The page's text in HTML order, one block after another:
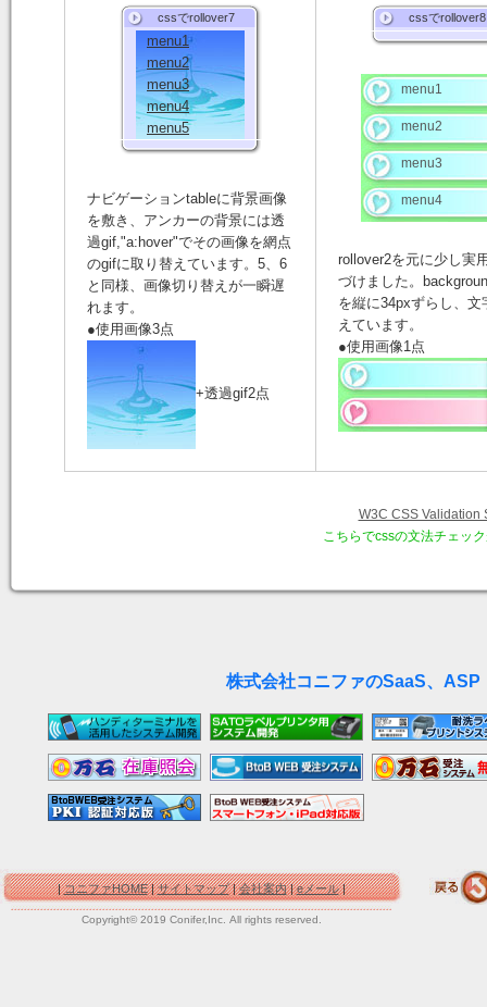
cssでrollover7
menu1
menu2
menu3
menu4
menu5
ナビゲーションtableに背景画像
を敷き、アンカーの背景には透
過gif,"a:hover"でその画像を網点
のgifに取り替えています。5、6
と同様、画像切り替えが一瞬遅
れます。
●使用画像3点
+透過gif2点
cssでrollover8
menu1
menu2
menu3
menu4
rollover2を元に少し実
づけました。
を縦に34pxずらし、文
えています。
●使用画像1点
W3C CSS Validation
こちらでcssの文法チェッ
株式会社コニファのSaaS、ASP
|コニファHOME|サイトマップ|会社案内|eメール|
Copyright© 2019 Conifer,Inc. All rights reserved.